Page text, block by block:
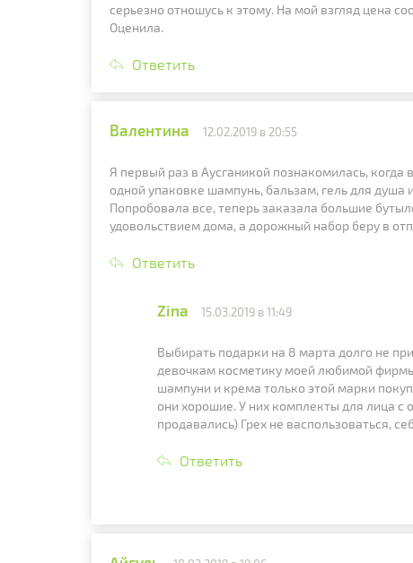
серьезно отношусь к этому. На мой взгляд цена
Оценила.
Ответить
Валентина 12.02.2019 в 20:55
Я первый раз в Аусганикой познакомилась,
одной упаковке шампунь, бальзам, гель для душа
Попробовала все, теперь заказала большие
удовольствием дома, а дорожный набор беру в
Ответить
Zina 15.03.2019 в 11:49
Выбирать подарки на 8 марта долго не
девочкам косметику моей любимой
шампуни и крема только этой марки
они хорошие. У них комплекты для лица с
продавались) Грех не васпользоваться,
Ответить